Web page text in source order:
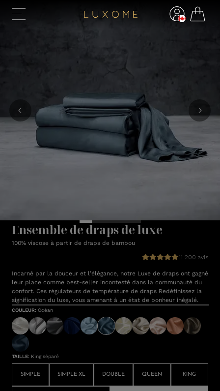
Ensemble de draps de luxe
100% viscose à partir de draps de bambou
11 200 avis
Incarné par la douceur et l’élégance, notre Luxe de draps ont gagné
leur place comme best-seller incontesté dans la communauté du
confort. Ces régulateurs de température de draps Redéfinissez la
signification du luxe, vous amenant à un état de bonheur inégalé.
COULEUR: Océan
TAILLE: King séparé
SIMPLE SIMPLE XL DOUBLE QUEEN KING